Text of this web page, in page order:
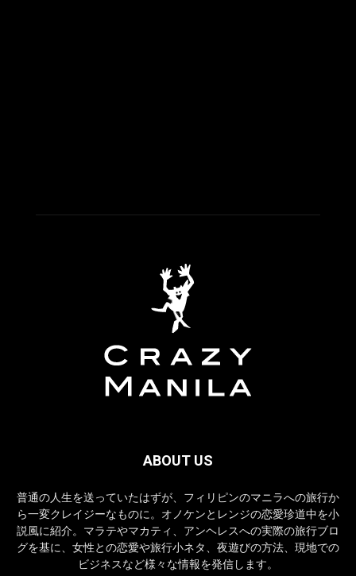
ABOUT US
普通の人生を送っていたはずが、フィリピンのマニラへの旅行か
ら一変クレイジーなものに。オノケンとレンジの恋愛珍道中を小
説風に紹介。マラテやマカティ、アンヘレスへの実際の旅行ブロ
グを基に、女性との恋愛や旅行小ネタ、夜遊びの方法、現地での
ビジネスなど様々な情報を発信します。